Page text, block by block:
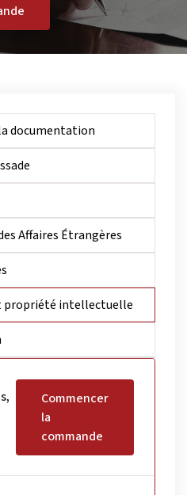
documentation
Affaires Étrangères
propriété intellectuelle
Commencer
la
commande